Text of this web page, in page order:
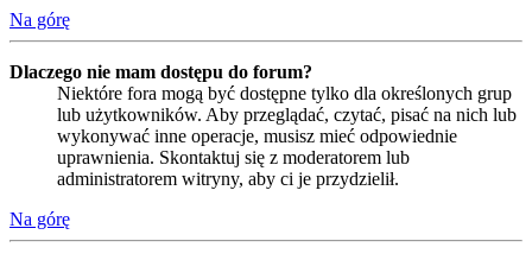
Na górę
Dlaczego nie mam dostępu do forum?
Niektóre fora mogą być dostępne tylko dla określonych grup
lub użytkowników. Aby przeglądać, czytać, pisać na nich lub
wykonywać inne operacje, musisz mieć odpowiednie
uprawnienia. Skontaktuj się z moderatorem lub
administratorem witryny, aby ci je przydzielił.
Na górę